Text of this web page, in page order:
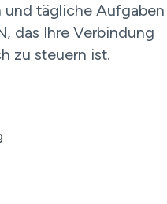
und tägliche Aufgaben
das Ihre Verbindung
zu steuern ist.